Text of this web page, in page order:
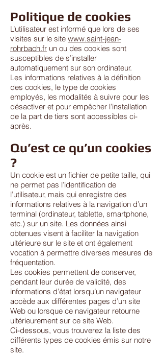
Politique de cookies
L’utilisateur est informé que lors de ses
visites sur le site www.saint-jean-
rohrbach.fr un ou des cookies sont
susceptibles de s’installer
automatiquement sur son ordinateur.
Les informations relatives à la définition
des cookies, le type de cookies
employés, les modalités à suivre pour les
désactiver et pour empêcher l’installation
de la part de tiers sont accessibles ci-
après.
Qu’est ce qu’un cookies
?
Un cookie est un fichier de petite taille, qui
ne permet pas l’identification de
l’utilisateur, mais qui enregistre des
informations relatives à la navigation d’un
terminal (ordinateur, tablette, smartphone,
etc.) sur un site. Les données ainsi
obtenues visent à faciliter la navigation
ultérieure sur le site et ont également
vocation à permettre diverses mesures de
fréquentation.
Les cookies permettent de conserver,
pendant leur durée de validité, des
informations d’état lorsqu’un navigateur
accède aux différentes pages d’un site
Web ou lorsque ce navigateur retourne
ultérieurement sur ce site Web.
Ci-dessous, vous trouverez la liste des
différents types de cookies émis sur notre
site.